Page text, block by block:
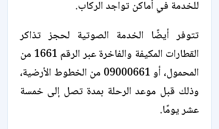
للخدمة في أماكن تواجد الركاب.
تتوفر أيضًا الخدمة الصوتية لحجز تذاكر
القطارات المكيفة والفاخرة عبر الرقم 1661 من
المحمول، أو 09000661 من الخطوط الأرضية،
وذلك قبل موعد الرحلة بمدة تصل إلى خمسة
عشر يومًا.